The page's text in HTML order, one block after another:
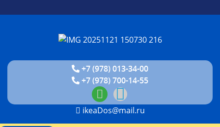
+7 (978) 013-34-00
+7 (978) 700-14-55
ikeaDos@mail.ru